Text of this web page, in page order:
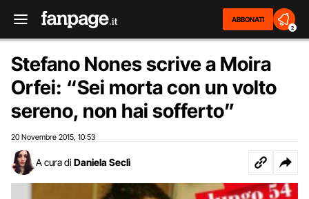
ABBONATI
2
Stefano Nones scrive a Moira
Orfei: “Sei morta con un volto
sereno, non hai sofferto”
20 Novembre 2015 10:53
A cura di Daniela Seclì